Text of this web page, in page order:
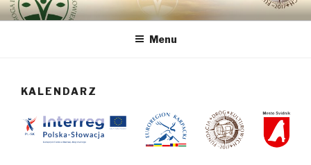
Przeskocz
do
DROGA INTEGRALNEJ
ODNOWY CZŁOWIEKA VIA
bo najważniejszy jest Człowiek
Menu
KALENDARZ